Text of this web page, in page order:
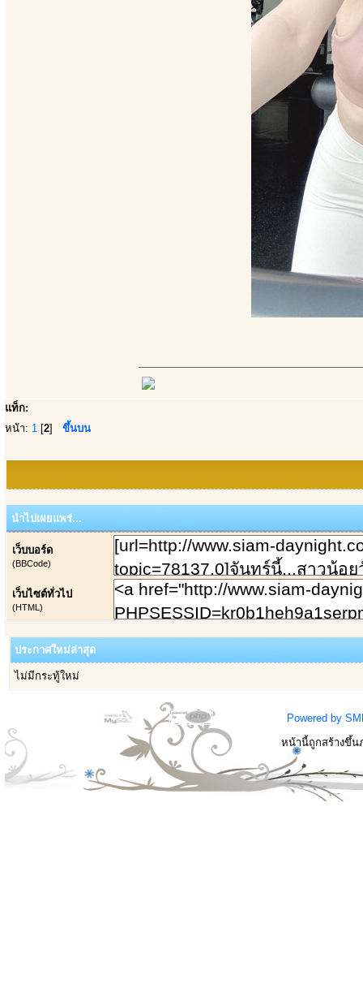
แท็ก:
หน้า: 1 [2] ขึ้นบน
นำไปเผยแพร่...
เว็บบอร์ด
(BBCode)
เว็บไซต์ทั่วไป
(HTML)
ประกาศใหม่ล่าสุด
ไม่มีกระทู้ใหม่
Powered by
หน้านี้ถูกสร้างขึ้น